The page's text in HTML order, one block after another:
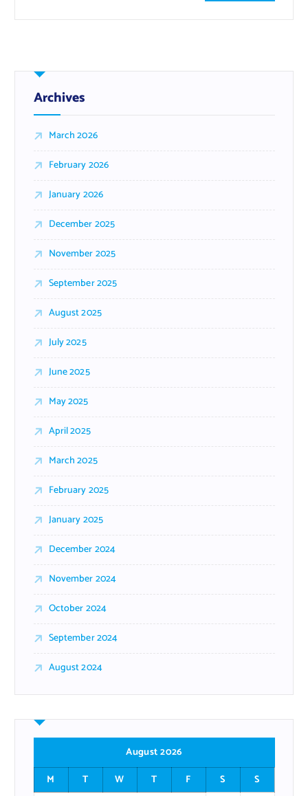
Archives
March 2026
February 2026
January 2026
December 2025
November 2025
September 2025
August 2025
July 2025
June 2025
May 2025
April 2025
March 2025
February 2025
January 2025
December 2024
November 2024
October 2024
September 2024
August 2024
August 2026
M
T W T F S
S